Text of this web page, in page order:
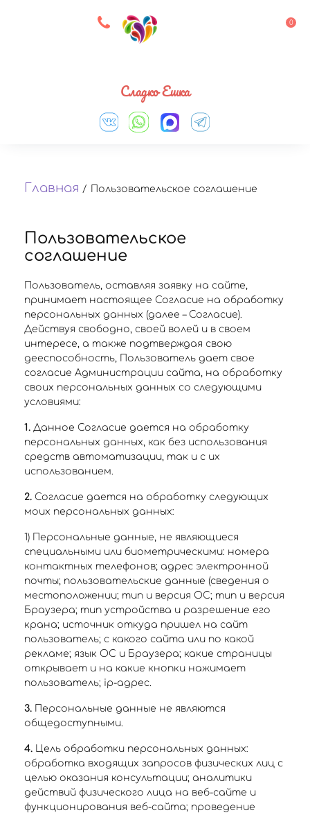
8 927 083 33 05 0
Сладко Ешка
Главная / Пользовательское соглашение
Пользовательское
соглашение
Пользователь, оставляя заявку на сайте,
принимает настоящее Согласие на обработку
персональных данных (далее – Согласие).
Действуя свободно, своей волей и в своем
интересе, а также подтверждая свою
дееспособность, Пользователь дает свое
согласие Администрации сайта, на обработку
своих персональных данных со следующими
условиями:
1. Данное Согласие дается на обработку
персональных данных, как без использования
средств автоматизации, так и с их
использованием.
2. Согласие дается на обработку следующих
моих персональных данных:
1) Персональные данные, не являющиеся
специальными или биометрическими: номера
контактных телефонов; адрес электронной
почты; пользовательские данные (сведения о
местоположении; тип и версия ОС; тип и версия
Браузера; тип устройства и разрешение его
крана; источник откуда пришел на сайт
пользователь; с какого сайта или по какой
рекламе; язык ОС и Браузера; какие страницы
открывает и на какие кнопки нажимает
пользователь; ip-адрес.
3. Персональные данные не являются
общедоступными.
4. Цель обработки персональных данных:
обработка входящих запросов физических лиц с
целью оказания консультации; аналитики
действий физического лица на веб-сайте и
функционирования веб-сайта; проведение